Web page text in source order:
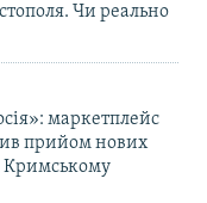
Чи реально
маркетплейс
прийом нових
Кримському